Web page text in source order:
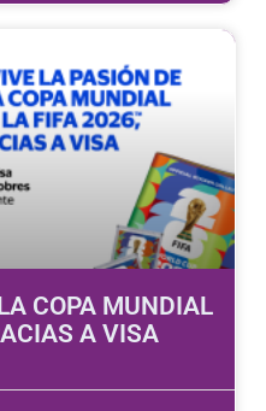
COPA MUNDIAL
A VISA